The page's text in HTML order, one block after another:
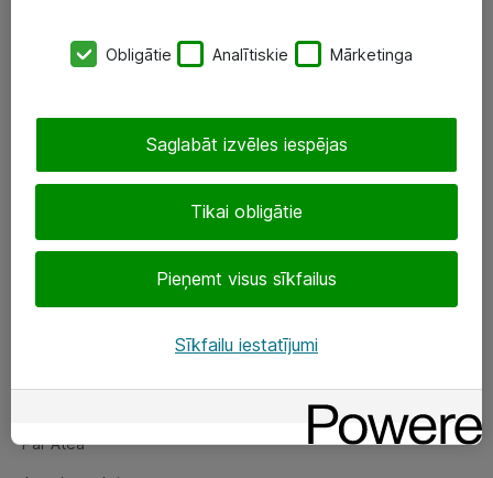
SIA „ATEA”
eShop@atea.lv
Sekojiet mums
Par Atea
Par Atea
Obligātie Analītiskie Mārketinga
Tikai obligātie
Pieņemt visus sīkfailus
Saglabāt izvēles iespējas
Sīkfailu iestatījumi